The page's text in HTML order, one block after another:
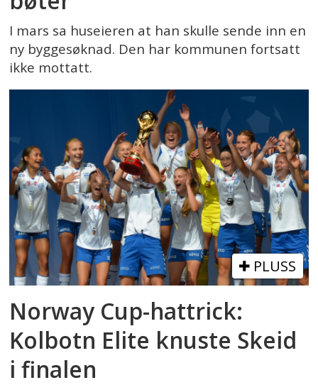
I mars sa huseieren at han skulle sende inn en
ny byggesøknad. Den har kommunen fortsatt
ikke mottatt.
PLUSS
Norway Cup-hattrick:
Kolbotn Elite knuste Skeid
i finalen